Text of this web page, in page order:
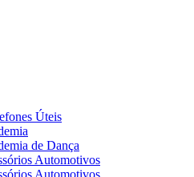
Úteis
de Dança
Automotivos
Automotivos